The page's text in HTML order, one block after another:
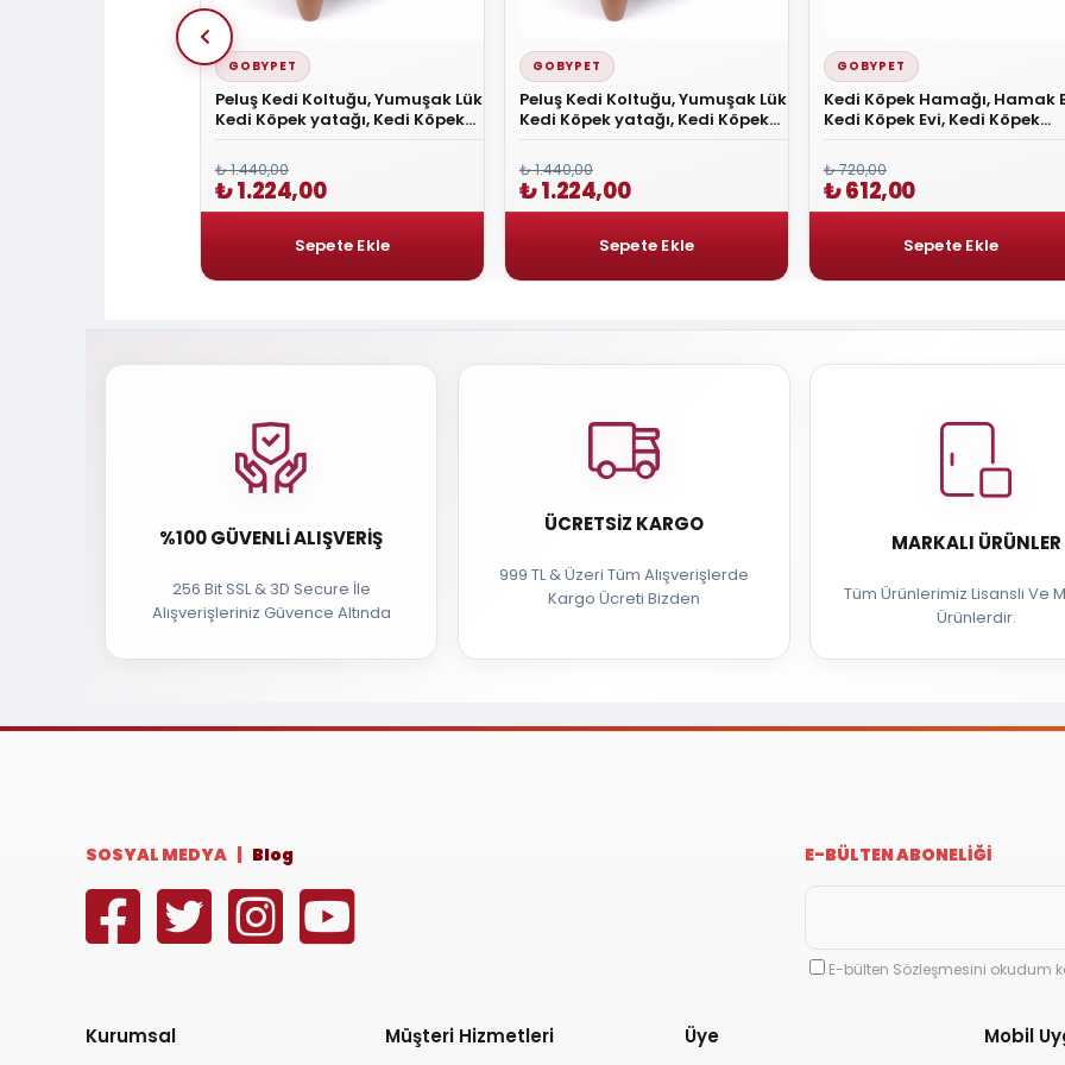
GOBYPET
Peluş Kedi Koltuğu, Yumuşak Lüks
Kedi Köpek yatağı, Kedi Köpek
₺ 1.440,00
₺ 1.224,00
GOBYPET
Peluş Kedi Koltuğu, Yumuşak Lüks
Kedi Köpek yatağı, Kedi Köpek
₺ 1.440,00
₺ 1.224,00
GOBYPET
Kedi Köpek Hamağı, Hamak
Kedi Köpek Evi, Kedi Köpek
₺ 720,00
₺ 612,00
%100 GÜVENLI ALIŞVERIŞ
256 Bit SSL & 3D Secure İle
Alışverişleriniz Güvence Altında
ÜCRETSIZ KARGO
999 TL & Üzeri Tüm Alışverişlerde
Kargo Ücreti Bizden
MARKALI ÜRÜNLER
Tüm Ürünlerimiz Lisanslı Ve
Ürünlerdir.
SOSYAL MEDYA | Blog E-BÜLTEN ABONELİĞİ
E-bülten Sözleşmesini okudum
Kurumsal Müşteri Hizmetleri Üye Mobil